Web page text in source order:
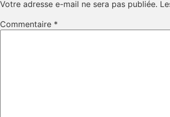
Votre adresse e-mail ne sera pas publiée.
Commentaire *